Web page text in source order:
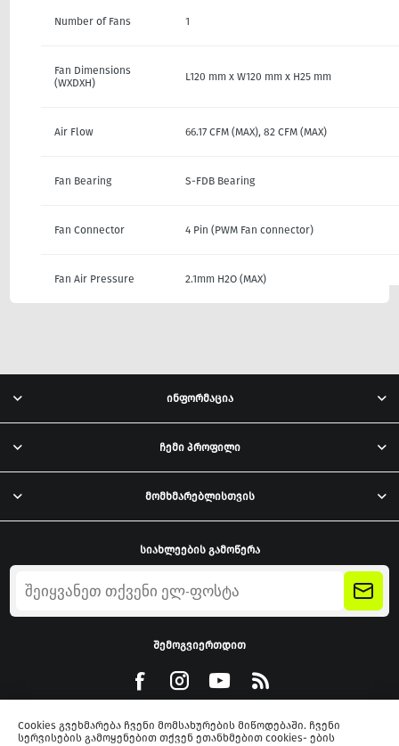
Number of Fans 1
Fan Dimensions
(WXDXH)
L120 mm x W120 mm x H25 mm
Air Flow 66.17 CFM (MAX), 82 CFM (MAX)
Fan Bearing S-FDB Bearing
Fan Connector 4 Pin (PWM Fan connector)
Fan Air Pressure 2.1mm H2O (MAX)
ინფორმაცია
ჩემი პროფილი
მომხმარებლისთვის
სიახლეების გამოწერა
შემოგვიერთდით
Cookies გვეხმარება ჩვენი მომსახურების მიწოდებაში. ჩვენი
სერვისების გამოყენებით თქვენ ეთანხმებით cookies- ების